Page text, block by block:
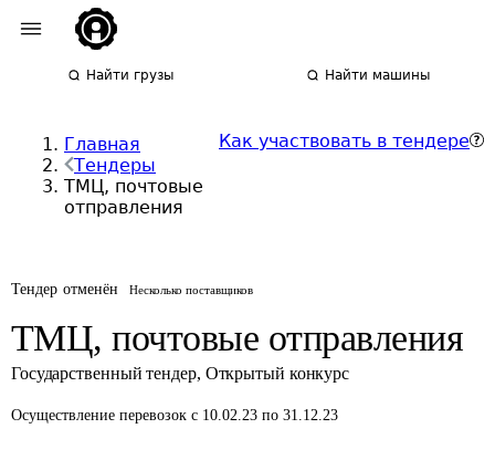
Найти грузы Найти машины
Главная
Тендеры
ТМЦ, почтовые
отправления
Как участвовать в тендере
Тендер отменён Несколько поставщиков
ТМЦ, почтовые отправления
Государственный тендер, Открытый конкурс
Осуществление перевозок с 10.02.23 по 31.12.23